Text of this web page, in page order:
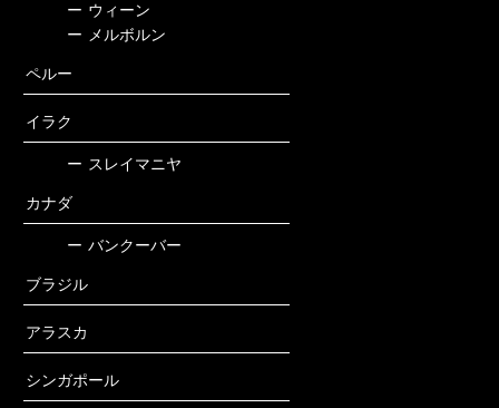
ー ウィーン
ー メルボルン
ペルー
イラク
ー スレイマニヤ
カナダ
ー バンクーバー
ブラジル
アラスカ
シンガポール